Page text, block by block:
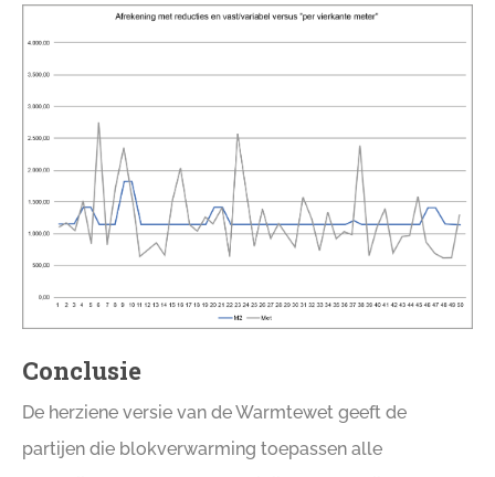
Conclusie
De herziene versie van de Warmtewet geeft de
partijen die blokverwarming toepassen alle